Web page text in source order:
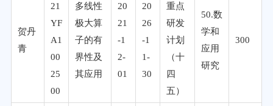
贺丹
青
21
YF
A1
00
25
00
多线性
极大算
子的有
界性及
其应用
20
21
-1
2-
01
20
26
-1
1-
30
重点
研发
计划
（十
四
五）
50.数
学和
应用
研究
300